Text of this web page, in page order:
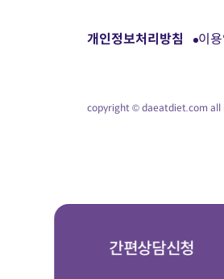
개인정보처리방침 이
copyright © daeatdiet.com all
간편상담신청